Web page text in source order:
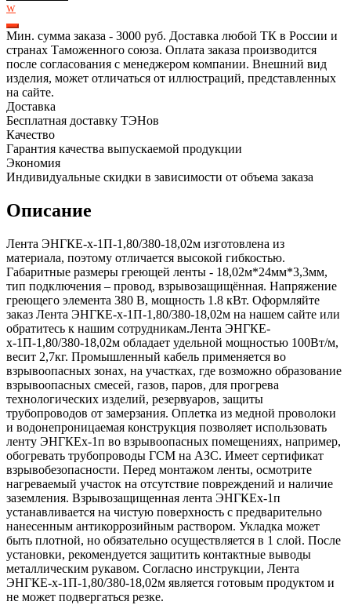
w
Мин. сумма заказа - 3000 руб. Доставка любой ТК в России и
странах Таможенного союза. Оплата заказа производится
после согласования с менеджером компании. Внешний вид
изделия, может отличаться от иллюстраций, представленных
на сайте.
Доставка
Бесплатная доставку ТЭНов
Качество
Гарантия качества выпускаемой продукции
Экономия
Индивидуальные скидки в зависимости от объема заказа
Описание
Лента ЭНГКЕ-х-1П-1,80/380-18,02м изготовлена из
материала, поэтому отличается высокой гибкостью.
Габаритные размеры греющей ленты - 18,02м*24мм*3,3мм,
тип подключения – провод, взрывозащищённая. Напряжение
греющего элемента 380 В, мощность 1.8 кВт. Оформляйте
заказ Лента ЭНГКЕ-х-1П-1,80/380-18,02м на нашем сайте или
обратитесь к нашим сотрудникам.Лента ЭНГКЕ-
х-1П-1,80/380-18,02м обладает удельной мощностью 100Вт/м,
весит 2,7кг. Промышленный кабель применяется во
взрывоопасных зонах, на участках, где возможно образование
взрывоопасных смесей, газов, паров, для прогрева
технологических изделий, резервуаров, защиты
трубопроводов от замерзания. Оплетка из медной проволоки
и водонепроницаемая конструкция позволяет использовать
ленту ЭНГКЕх-1п во взрывоопасных помещениях, например,
обогревать трубопроводы ГСМ на АЗС. Имеет сертификат
взрывобезопасности. Перед монтажом ленты, осмотрите
нагреваемый участок на отсутствие повреждений и наличие
заземления. Взрывозащищенная лента ЭНГКЕх-1п
устанавливается на чистую поверхность с предварительно
нанесенным антикоррозийным раствором. Укладка может
быть плотной, но обязательно осуществляется в 1 слой. После
установки, рекомендуется защитить контактные выводы
металлическим рукавом. Согласно инструкции, Лента
ЭНГКЕ-х-1П-1,80/380-18,02м является готовым продуктом и
не может подвергаться резке.